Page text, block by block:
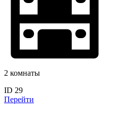
2 комнаты
ID 29
Перейти